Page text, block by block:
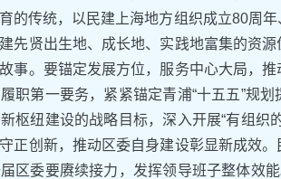
的传统，以民建上海地方组织成立80周
先贤出生地、成长地、实践地富集的资
事。要锚定发展方位，服务中心大局，
职第一要务，紧紧锚定青浦“十五五”规
枢纽建设的战略目标，深入开展“有组织
正创新，推动区委自身建设彰显新成效
区委要赓续接力，发挥领导班子整体效